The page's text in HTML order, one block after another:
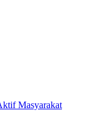
Masyarakat